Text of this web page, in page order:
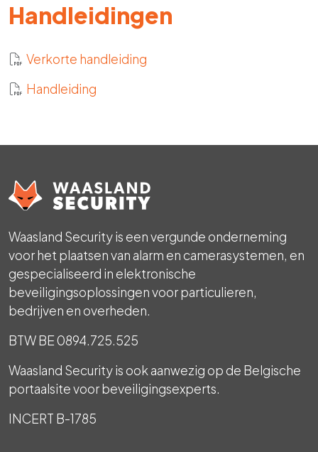
Handleidingen
Verkorte handleiding
Handleiding
Waasland Security is een vergunde onderneming
voor het plaatsen van alarm en camerasystemen, en
gespecialiseerd in elektronische
beveiligingsoplossingen voor particulieren,
bedrijven en overheden.
BTW BE 0894.725.525
Waasland Security is ook aanwezig op de Belgische
portaalsite voor beveiligingsexperts.
INCERT B-1785